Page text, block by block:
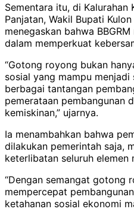
Sementara itu, di Kalurahan
Panjatan, Wakil Bupati
menegaskan bahwa
dalam memperkuat
“Gotong royong bukan
sosial yang mampu
berbagai tantangan
pemerataan pembangunan
kemiskinan,” ujarnya.
Ia menambahkan bahwa
dilakukan pemerintah saja,
keterlibatan seluruh elemen
“Dengan semangat gotong
mempercepat
ketahanan sosial ekonomi